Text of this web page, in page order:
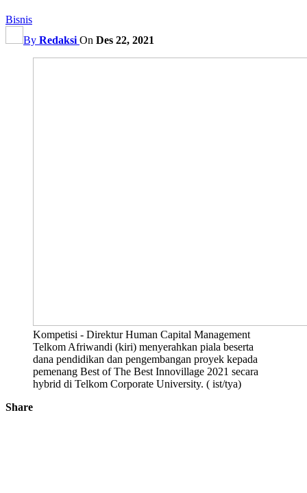
Bisnis
By Redaksi On Des 22, 2021
Kompetisi - Direktur Human Capital Management
Telkom Afriwandi (kiri) menyerahkan piala beserta
dana pendidikan dan pengembangan proyek kepada
pemenang Best of The Best Innovillage 2021 secara
hybrid di Telkom Corporate University. ( ist/tya)
Share